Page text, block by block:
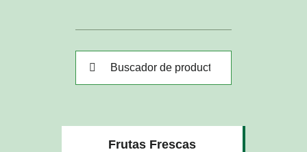
Buscar:
Frutas Frescas